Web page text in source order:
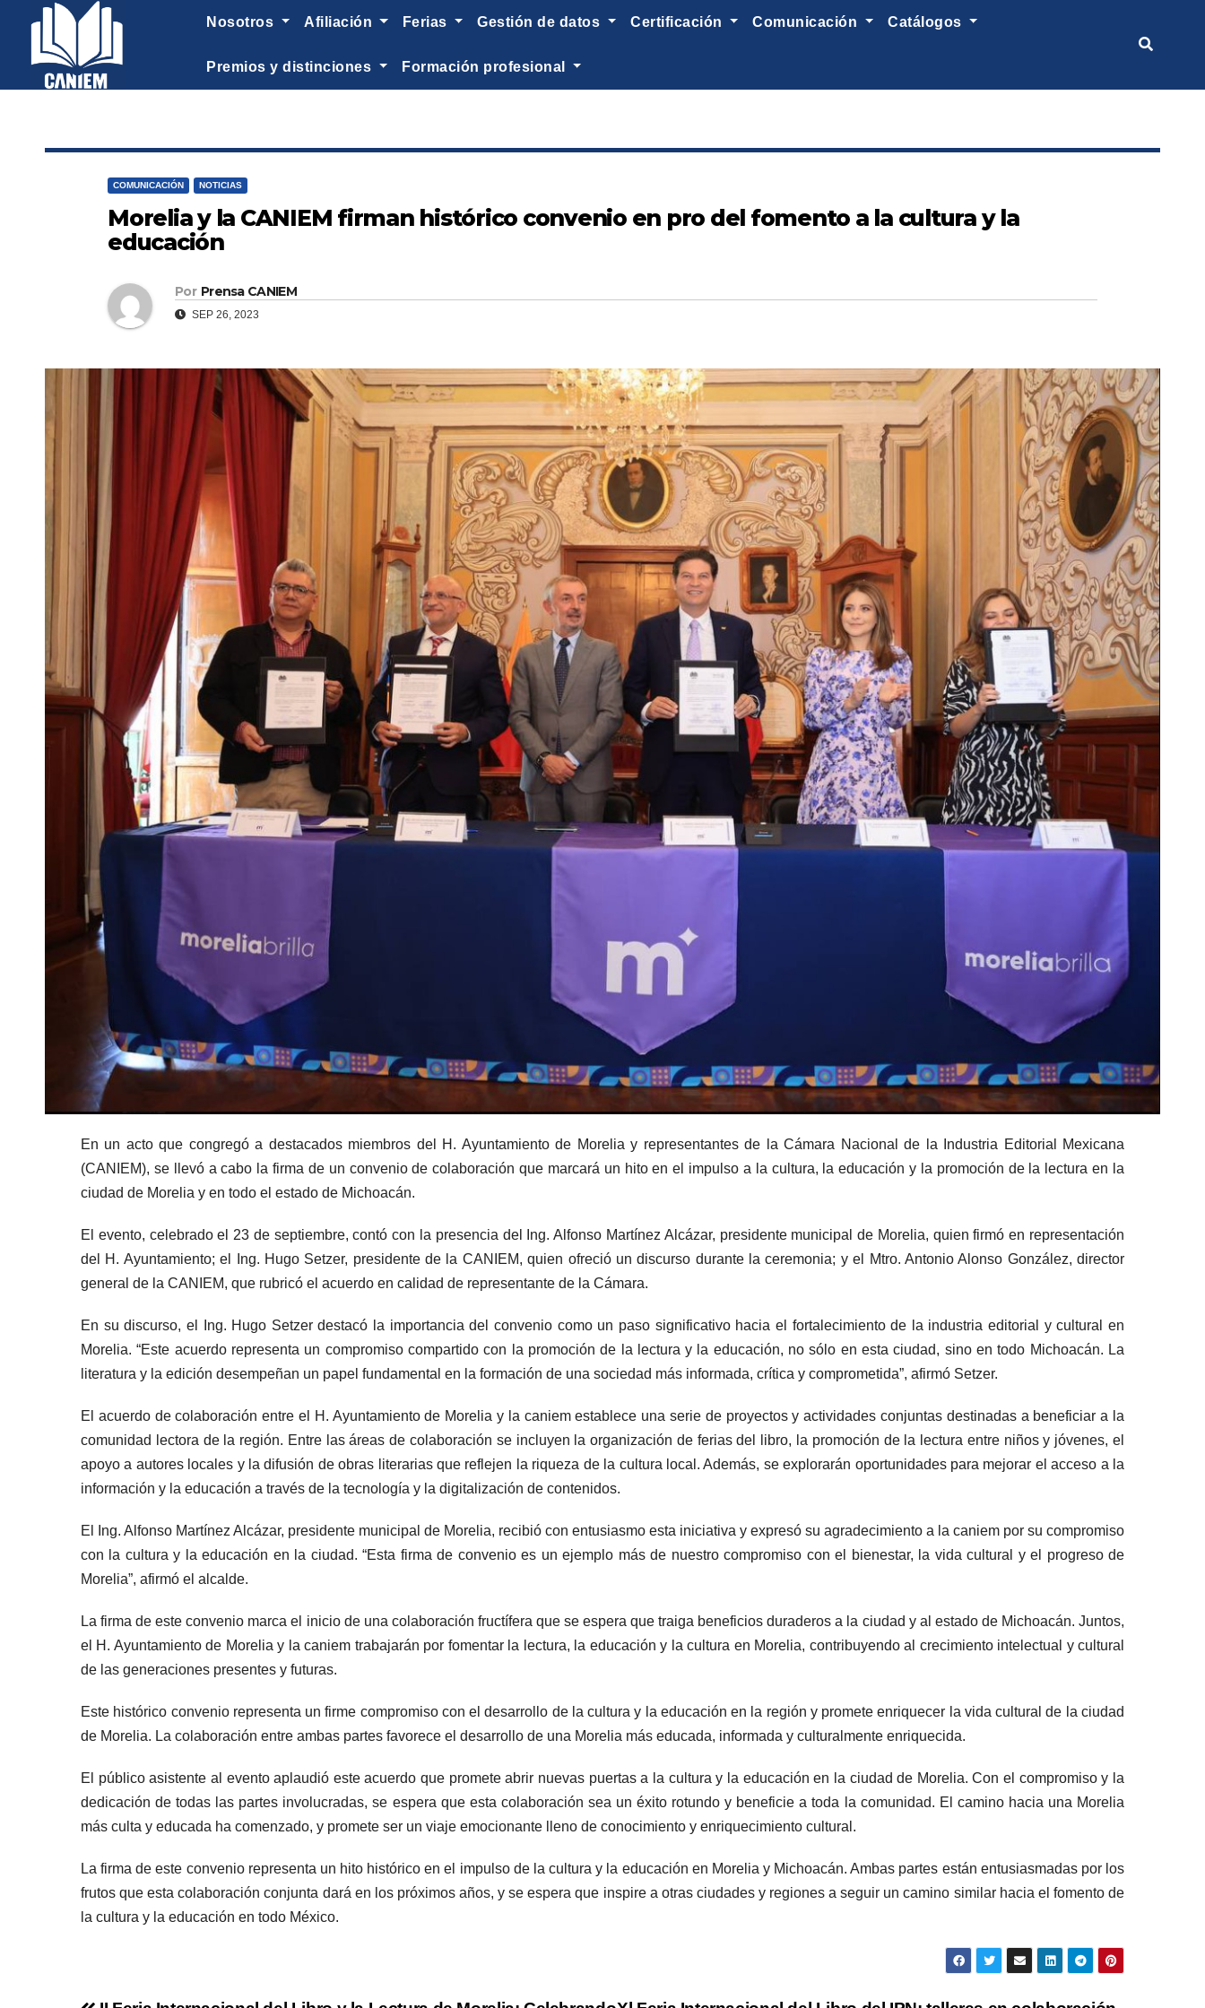
nosotros afiliación ferias gestión de datos certificación comunicación catálogos
premios y distinciones formación profesional
COMUNICACIÓN NOTICIAS
Morelia y la CANIEM firman histórico convenio en pro del fomento a la cultura y la
educación
Por Prensa CANIEM
SEP 26, 2023
En un acto que congregó a destacados miembros del H. Ayuntamiento de Morelia y representantes de la Cámara Nacional de la Industria Editorial Mexicana
(CANIEM), se llevó a cabo la firma de un convenio de colaboración que marcará un hito en el impulso a la cultura, la educación y la promoción de la lectura en la
ciudad de Morelia y en todo el estado de Michoacán.
El evento, celebrado el 23 de septiembre, contó con la presencia del Ing. Alfonso Martínez Alcázar, presidente municipal de Morelia, quien firmó en representación
del H. Ayuntamiento; el Ing. Hugo Setzer, presidente de la CANIEM, quien ofreció un discurso durante la ceremonia; y el Mtro. Antonio Alonso González, director
general de la CANIEM, que rubricó el acuerdo en calidad de representante de la Cámara.
En su discurso, el Ing. Hugo Setzer destacó la importancia del convenio como un paso significativo hacia el fortalecimiento de la industria editorial y cultural en
Morelia. “Este acuerdo representa un compromiso compartido con la promoción de la lectura y la educación, no sólo en esta ciudad, sino en todo Michoacán. La
literatura y la edición desempeñan un papel fundamental en la formación de una sociedad más informada, crítica y comprometida”, afirmó Setzer.
El acuerdo de colaboración entre el H. Ayuntamiento de Morelia y la caniem establece una serie de proyectos y actividades conjuntas destinadas a beneficiar a la
comunidad lectora de la región. Entre las áreas de colaboración se incluyen la organización de ferias del libro, la promoción de la lectura entre niños y jóvenes, el
apoyo a autores locales y la difusión de obras literarias que reflejen la riqueza de la cultura local. Además, se explorarán oportunidades para mejorar el acceso a la
información y la educación a través de la tecnología y la digitalización de contenidos.
El Ing. Alfonso Martínez Alcázar, presidente municipal de Morelia, recibió con entusiasmo esta iniciativa y expresó su agradecimiento a la caniem por su compromiso
con la cultura y la educación en la ciudad. “Esta firma de convenio es un ejemplo más de nuestro compromiso con el bienestar, la vida cultural y el progreso de
Morelia”, afirmó el alcalde.
La firma de este convenio marca el inicio de una colaboración fructífera que se espera que traiga beneficios duraderos a la ciudad y al estado de Michoacán. Juntos,
el H. Ayuntamiento de Morelia y la caniem trabajarán por fomentar la lectura, la educación y la cultura en Morelia, contribuyendo al crecimiento intelectual y cultural
de las generaciones presentes y futuras.
Este histórico convenio representa un firme compromiso con el desarrollo de la cultura y la educación en la región y promete enriquecer la vida cultural de la ciudad
de Morelia. La colaboración entre ambas partes favorece el desarrollo de una Morelia más educada, informada y culturalmente enriquecida.
El público asistente al evento aplaudió este acuerdo que promete abrir nuevas puertas a la cultura y la educación en la ciudad de Morelia. Con el compromiso y la
dedicación de todas las partes involucradas, se espera que esta colaboración sea un éxito rotundo y beneficie a toda la comunidad. El camino hacia una Morelia
más culta y educada ha comenzado, y promete ser un viaje emocionante lleno de conocimiento y enriquecimiento cultural.
La firma de este convenio representa un hito histórico en el impulso de la cultura y la educación en Morelia y Michoacán. Ambas partes están entusiasmadas por los
frutos que esta colaboración conjunta dará en los próximos años, y se espera que inspire a otras ciudades y regiones a seguir un camino similar hacia el fomento de
la cultura y la educación en todo México.